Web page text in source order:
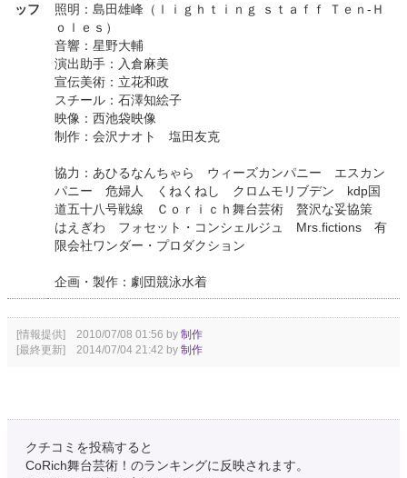
ッフ
照明：島田雄峰（ｌｉｇｈｔｉｎｇ ｓｔａｆｆ Ｔｅｎ-Ｈ
ｏｌｅｓ）
音響：星野大輔
演出助手：入倉麻美
宣伝美術：立花和政
スチール：石澤知絵子
映像：西池袋映像
制作：会沢ナオト 塩田友克
協力：あひるなんちゃら ウィーズカンパニー エスカン
パニー 危婦人 くねくねし クロムモリブデン kdp国
道五十八号戦線 Ｃｏｒｉｃｈ舞台芸術 贅沢な妥協策
はえぎわ フォセット・コンシェルジュ Mrs.fictions 有
限会社ワンダー・プロダクション
企画・製作：劇団競泳水着
[情報提供] 2010/07/08 01:56 by 制作
[最終更新] 2014/07/04 21:42 by 制作
クチコミを投稿すると
CoRich舞台芸術！のランキングに反映されます。